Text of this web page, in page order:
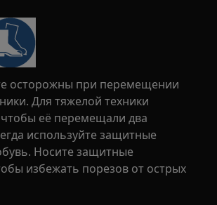
осторожны при перемещении
Для тяжелой техники
её перемещали два
используйте защитные
Носите защитные
избежать порезов от острых